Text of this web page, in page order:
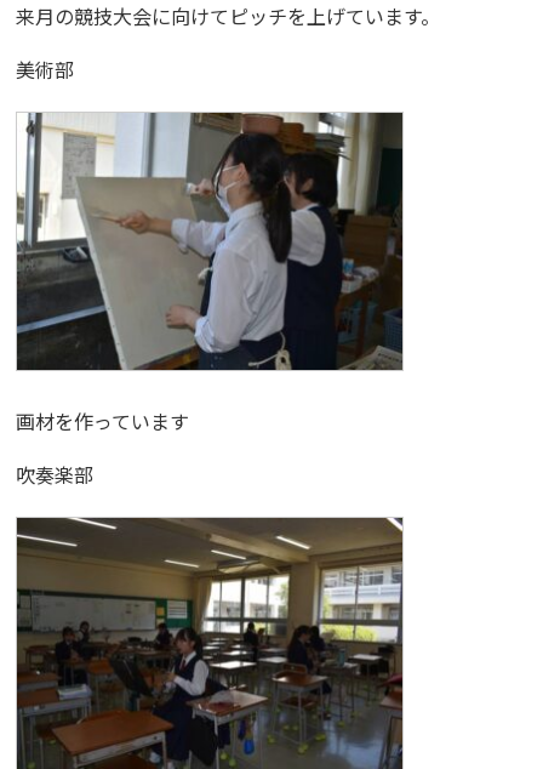
来月の競技大会に向けてピッチを上げています。
美術部
画材を作っています
吹奏楽部